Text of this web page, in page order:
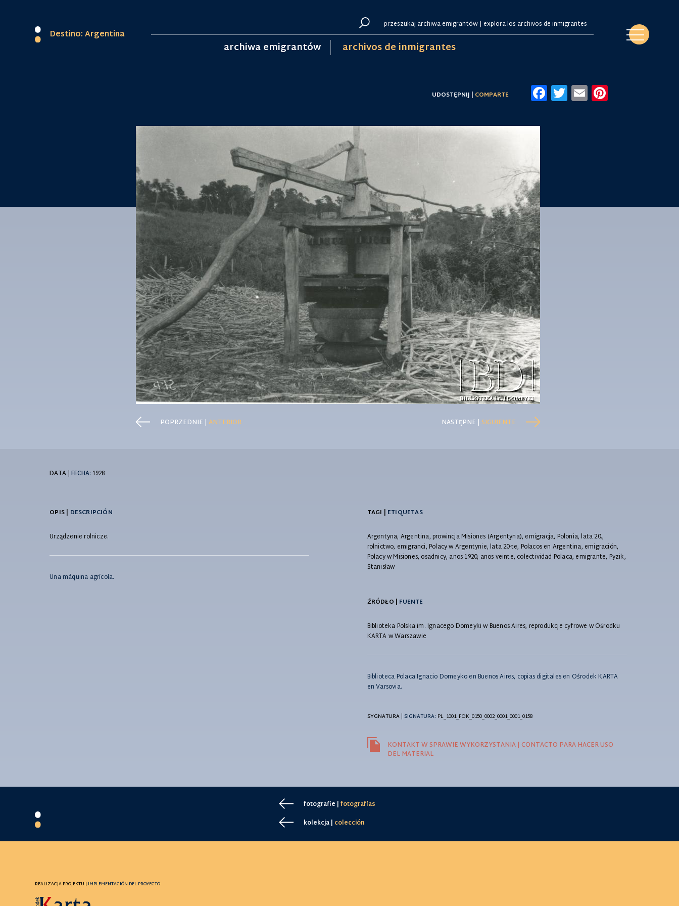
Destino: Argentina
archiwa emigrantów archivos de inmigrantes
UDOSTĘPNIJ | COMPARTE Facebook
Twitter
Email
POPRZEDNIE |ANTERIOR NASTĘPNE |SIGUIENTE
DATA|FECHA: 1928
OPIS | DESCRIPCIÓN
Urządzenie rolnicze.
Una máquina agrícola.
TAGI | ETIQUETAS
Argentyna, Argentina, prowincja Misiones (Argentyna), emigracja, Polonia, lata 20.,
rolnictwo, emigranci, Polacy w Argentynie, lata 20-te, Polacos en Argentina, emigración,
Polacy w Misiones, osadnicy, anos 1920, anos veinte, colectividad Polaca, emigrante, Pyzik,
Stanisław
ŹRÓDŁO | FUENTE
Biblioteka Polska im. Ignacego Domeyki w Buenos Aires, reprodukcje cyfrowe w Ośrodku
KARTA w Warszawie
Biblioteca Polaca Ignacio Domeyko en Buenos Aires, copias digitales en Ośrodek KARTA
en Varsovia.
SYGNATURA| SIGNATURA: PL_1001_FOK_0150_0002_0001_0001_0158
KONTAKT W SPRAWIE WYKORZYSTANIA | CONTACTO PARA HACER USO
DEL MATERIAL
fotografie |fotografías
kolekcja | colección
REALIZACJA PROJEKTU | IMPLEMENTACIÓN DEL PROYECTO